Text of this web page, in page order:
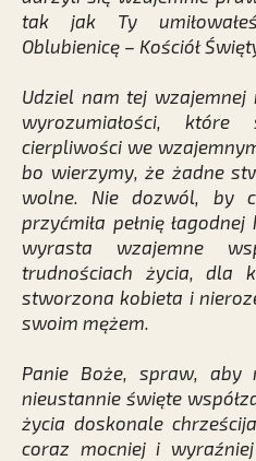
tak jak Ty
Oblubienicę – Kościół
Udziel nam tej wzajemnej
wyrozumiałości,
cierpliwości we
bo wierzymy, że żadne
wolne. Nie dozwól, by
przyćmiła pełnię
wyrasta wzajemne
trudnościach życia, dla
stworzona kobieta i
swoim mężem.
Panie Boże, spraw, aby
nieustannie święte
życia doskonale
coraz mocniej i